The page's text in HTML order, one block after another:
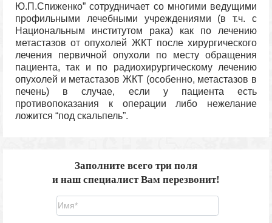
Ю.П.Спиженко” сотрудничает со многими ведущими
профильными лечебными учреждениями (в т.ч. с
Национальным институтом рака) как по лечению
метастазов от опухолей ЖКТ после хирургического
лечения первичной опухоли по месту обращения
пациента, так и по радиохирургическому лечению
опухолей и метастазов ЖКТ (особенно, метастазов в
печень) в случае, если у пациента есть
противопоказания к операции либо нежелание
ложится “под скальпель”.
Заполните всего три поля
и наш специалист Вам перезвонит!